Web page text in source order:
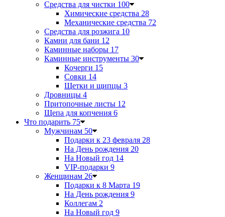
Средства для чистки 100
Химические средства 28
Механические средства 72
Средства для розжига 10
Камни для бани 12
Каминные наборы 17
Каминные инструменты 30
Кочерги 15
Совки 14
Щетки и щипцы 3
Дровницы 4
Притопочные листы 12
Щепа для копчения 6
Что подарить 75
Мужчинам 50
Подарки к 23 февраля 28
На День рождения 20
На Новый год 14
VIP-подарки 9
Женщинам 26
Подарки к 8 Марта 19
На День рождения 9
Коллегам 2
На Новый год 9